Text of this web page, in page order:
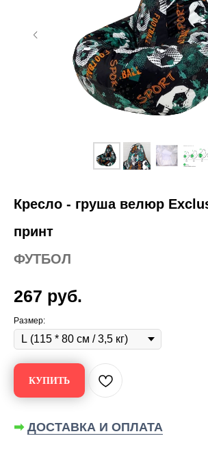
Кресло - груша велюр
принт
ФУТБОЛ
267 руб.
Размер:
КУПИТЬ
➡ ДОСТАВКА И ОПЛАТА